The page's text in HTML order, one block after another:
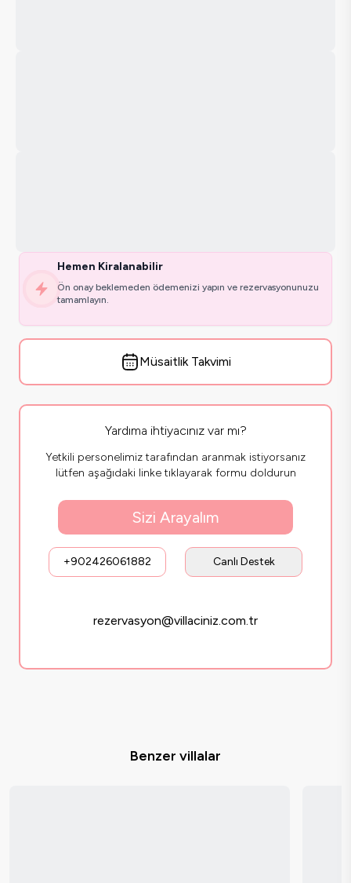
Hemen Kiralanabilir
Ön onay beklemeden ödemenizi yapın ve rezervasyonunuzu
tamamlayın.
Müsaitlik Takvimi
Yardıma ihtiyacınız var mı?
Yetkili personelimiz tarafından aranmak istiyorsanız
lütfen aşağıdaki linke tıklayarak formu doldurun
Sizi Arayalım
+902426061882 Canlı Destek
rezervasyon@villaciniz.com.tr
Benzer villalar